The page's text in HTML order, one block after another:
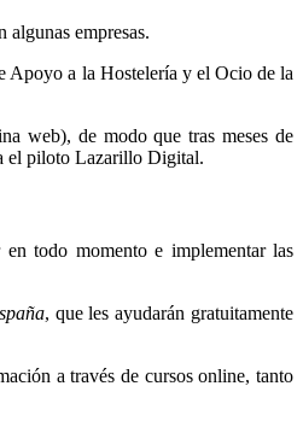
empresas.
Apoyo a la Hostelería y el Ocio de la
web), de modo que tras meses de
el piloto Lazarillo Digital.
todo momento e implementar las
, que les ayudarán gratuitamente
a través de cursos online, tanto